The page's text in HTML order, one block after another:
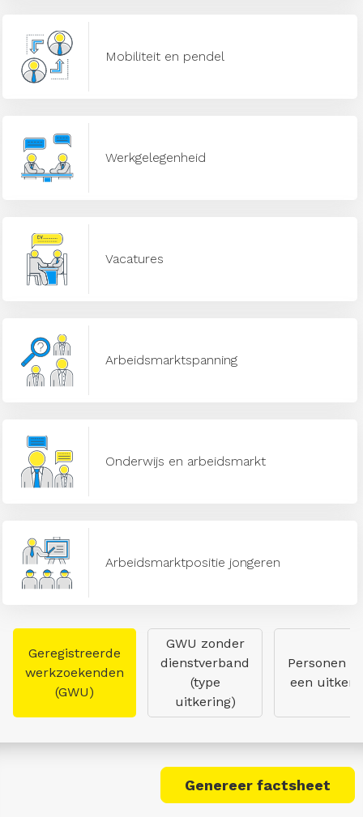
Mobiliteit en pendel
Werkgelegenheid
Vacatures
Arbeidsmarktspanning
Onderwijs en arbeidsmarkt
Arbeidsmarktpositie jongeren
Geregistreerde
werkzoekenden
(GWU)
GWU zonder
dienstverband
(type
uitkering)
Personen
een
Genereer factsheet